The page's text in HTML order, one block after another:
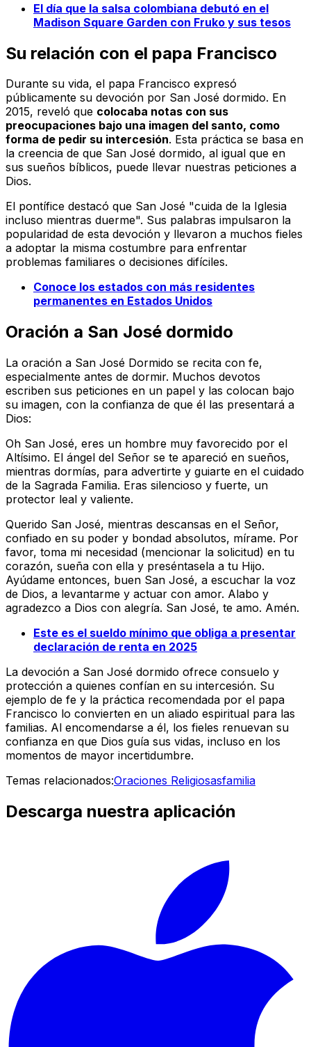
El día que la salsa colombiana debutó en el
Madison Square Garden con Fruko y sus tesos
Su relación con el papa Francisco
Durante su vida, el papa Francisco expresó
públicamente su devoción por San José dormido. En
2015, reveló que colocaba notas con sus
preocupaciones bajo una imagen del santo, como
forma de pedir su intercesión. Esta práctica se basa en
la creencia de que San José dormido, al igual que en
sus sueños bíblicos, puede llevar nuestras peticiones a
Dios.
El pontífice destacó que San José "cuida de la Iglesia
incluso mientras duerme". Sus palabras impulsaron la
popularidad de esta devoción y llevaron a muchos fieles
a adoptar la misma costumbre para enfrentar
problemas familiares o decisiones difíciles.
Conoce los estados con más residentes
permanentes en Estados Unidos
Oración a San José dormido
La oración a San José Dormido se recita con fe,
especialmente antes de dormir. Muchos devotos
escriben sus peticiones en un papel y las colocan bajo
su imagen, con la confianza de que él las presentará a
Dios:
Oh San José, eres un hombre muy favorecido por el
Altísimo. El ángel del Señor se te apareció en sueños,
mientras dormías, para advertirte y guiarte en el cuidado
de la Sagrada Familia. Eras silencioso y fuerte, un
protector leal y valiente.
Querido San José, mientras descansas en el Señor,
confiado en su poder y bondad absolutos, mírame. Por
favor, toma mi necesidad (mencionar la solicitud) en tu
corazón, sueña con ella y preséntasela a tu Hijo.
Ayúdame entonces, buen San José, a escuchar la voz
de Dios, a levantarme y actuar con amor. Alabo y
agradezco a Dios con alegría. San José, te amo. Amén.
Este es el sueldo mínimo que obliga a presentar
declaración de renta en 2025
La devoción a San José dormido ofrece consuelo y
protección a quienes confían en su intercesión. Su
ejemplo de fe y la práctica recomendada por el papa
Francisco lo convierten en un aliado espiritual para las
familias. Al encomendarse a él, los fieles renuevan su
confianza en que Dios guía sus vidas, incluso en los
momentos de mayor incertidumbre.
Temas relacionados:Oraciones Religiosasfamilia
Descarga nuestra aplicación